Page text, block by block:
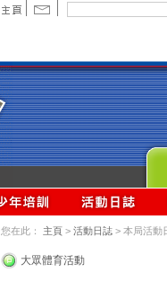
您在此： 主頁 > 活動日誌 > 本局活動
大眾體育活動